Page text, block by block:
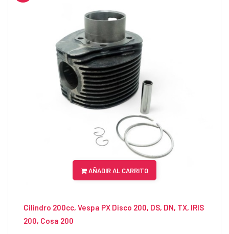
AÑADIR AL CARRITO
Cilindro 200cc, Vespa PX Disco 200, DS, DN, TX, IRIS
200, Cosa 200